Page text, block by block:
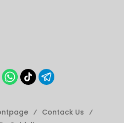
Contack Us